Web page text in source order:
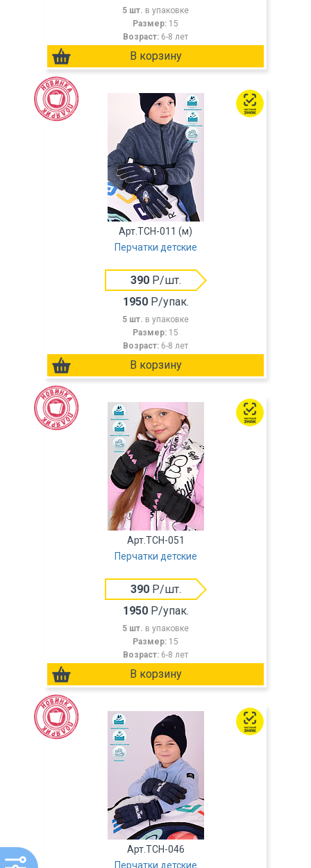
5 шт. в упаковке
Размер: 15
Возраст: 6-8 лет
Арт.TCH-011 (м)
Перчатки детские
390Р/шт.
1950Р/упак.
5 шт. в упаковке
Размер: 15
Возраст: 6-8 лет
Арт.TCH-051
Перчатки детские
390Р/шт.
1950Р/упак.
5 шт. в упаковке
Размер: 15
Возраст: 6-8 лет
Арт.TCH-046
Перчатки детские